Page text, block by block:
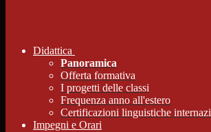
Didattica
Panoramica
Offerta formativa
I progetti delle classi
Frequenza anno all'estero
Certificazioni linguistiche
Impegni e Orari